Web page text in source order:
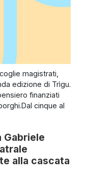
magistrati,
edizione di Trìgu.
finanziati
cinque al
alla cascata